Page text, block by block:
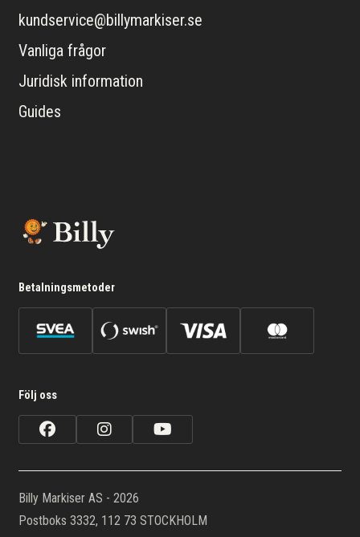
kundservice@billymarkiser.se
Vanliga frågor
Juridisk information
Guides
Betalningsmetoder
Följ oss
Billy Markiser AS - 2026
Postboks 3332, 112 73 STOCKHOLM